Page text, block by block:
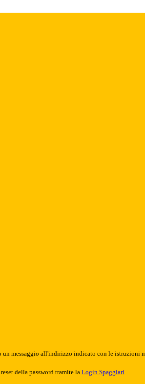
un messaggio all'indirizzo indicato con le istruzioni
della password tramite la Login Spaggiari